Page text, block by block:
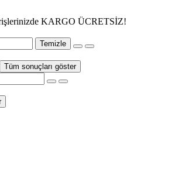
KARGO ÜCRETSİZ!
Temizle
Tüm sonuçları göster